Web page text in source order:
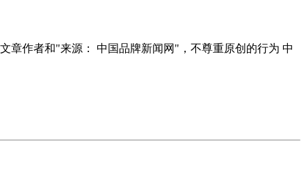
章作者和"来源： 中国品牌新闻网"，不尊重原创的行为 中